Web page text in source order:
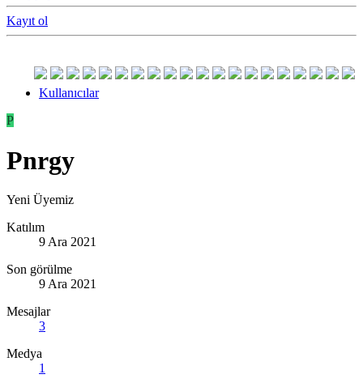
Kayıt ol
Kullanıcılar
P
Pnrgy
Yeni Üyemiz
Katılım
9 Ara 2021
Son görülme
9 Ara 2021
Mesajlar
3
Medya
1